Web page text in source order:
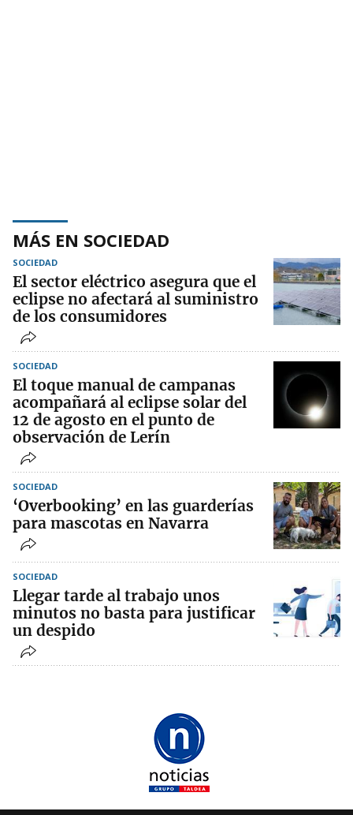
MÁS EN SOCIEDAD
SOCIEDAD
El sector eléctrico asegura que el
eclipse no afectará al suministro
de los consumidores
SOCIEDAD
El toque manual de campanas
acompañará al eclipse solar del
12 de agosto en el punto de
observación de Lerín
SOCIEDAD
‘Overbooking’ en las guarderías
para mascotas en Navarra
SOCIEDAD
Llegar tarde al trabajo unos
minutos no basta para justificar
un despido